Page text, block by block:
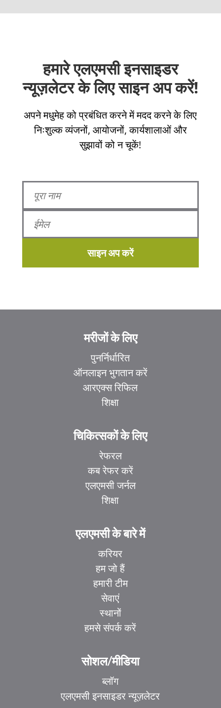
हमारे एलएमसी इनसाइडर
न्यूज़लेटर के लिए साइन अप करें!
अपने मधुमेह को प्रबंधित करने में मदद करने के लिए
निःशुल्क व्यंजनों, आयोजनों, कार्यशालाओं और
सुझावों को न चूकें!
साइन अप करें
मरीजों के लिए
पुनर्निर्धारित
ऑनलाइन भुगतान करें
आरएक्स रिफिल
शिक्षा
चिकित्सकों के लिए
रेफरल
कब रेफर करें
एलएमसी जर्नल
शिक्षा
एलएमसी के बारे में
करियर
हम जो हैं
हमारी टीम
सेवाएं
स्थानों
हमसे संपर्क करें
सोशल/मीडिया
ब्लॉग
एलएमसी इनसाइडर न्यूज़लेटर